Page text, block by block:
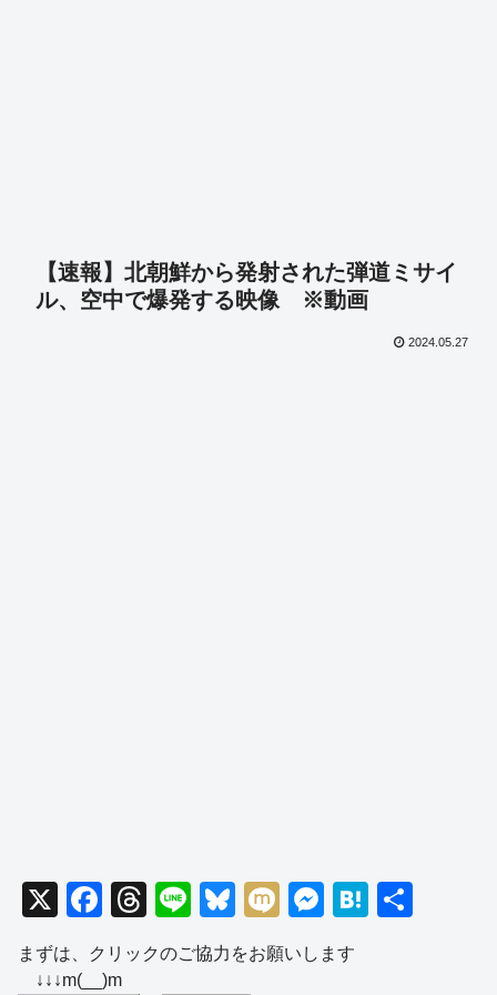
【速報】北朝鮮から発射された弾道ミサイ
ル、空中で爆発する映像 ※動画
2024.05.27
X
F
a
c
T
hr
e
Li
n
e
Bl
u
e
M
ixi
M
e
ss
H
まずは、クリックのご協力をお願いします
↓↓↓m(__)m